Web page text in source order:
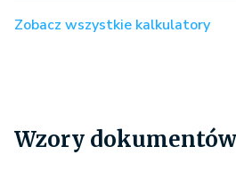
Zobacz wszystkie kalkulatory
Wzory dokumentów